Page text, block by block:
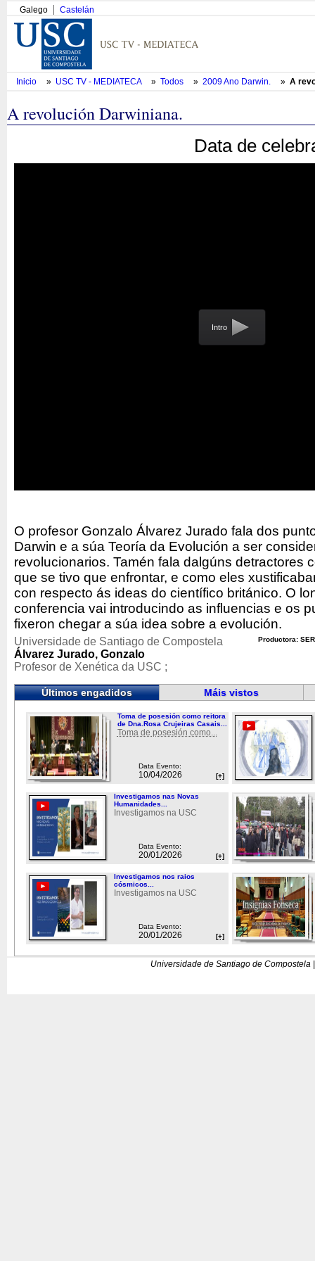
Galego Castelán
Inicio » USC TV - MEDIATECA » Todos » 2009 Ano Darwin. » A
A revolución Darwiniana.
Data de
Intro
O profesor Gonzalo Álvarez Jurado fala dos
Darwin e a súa Teoría da Evolución a ser
revolucionarios. Tamén fala dalgúns detractores
que se tivo que enfrontar, e como eles
con respecto ás ideas do científico británico. O
conferencia vai introducindo as influencias e os
fixeron chegar a súa idea sobre a evolución.
Productora:
Universidade de Santiago de Compostela
Álvarez Jurado, Gonzalo
Profesor de Xenética da USC ;
Últimos engadidos Máis vistos
Toma de posesión como reitora
de Dna.Rosa Crujeiras Casais...
Toma de posesión como...
Data Evento:
10/04/2026 [+]
Investigamos nas Novas
Humanidades...
Investigamos na USC
Data Evento:
20/01/2026 [+]
Investigamos nos raios
cósmicos...
Investigamos na USC
Data Evento:
20/01/2026 [+]
Universidade de Santiago de